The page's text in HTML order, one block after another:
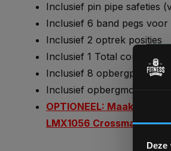
Inclusief pin pipe safeties
Inclusief 6 band pegs
Inclusief 2 optrek posities
Inclusief 1 Total core trainer
Inclusief 8 opbergpinnen
Inclusief
OPTIONEEL: Maak het
LMX1056 Crossmaxx®